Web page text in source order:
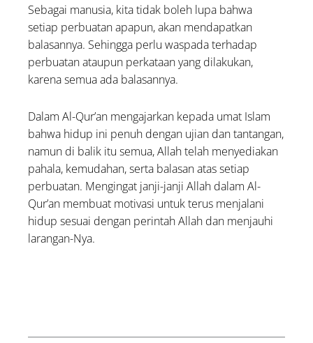
Sebagai manusia, kita tidak boleh lupa bahwa
setiap perbuatan apapun, akan mendapatkan
balasannya. Sehingga perlu waspada terhadap
perbuatan ataupun perkataan yang dilakukan,
karena semua ada balasannya.
Dalam Al-Qur’an mengajarkan kepada umat Islam
bahwa hidup ini penuh dengan ujian dan tantangan,
namun di balik itu semua, Allah telah menyediakan
pahala, kemudahan, serta balasan atas setiap
perbuatan. Mengingat janji-janji Allah dalam Al-
Qur’an membuat motivasi untuk terus menjalani
hidup sesuai dengan perintah Allah dan menjauhi
larangan-Nya.